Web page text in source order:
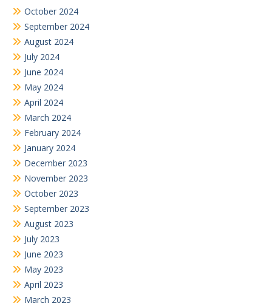
October 2024
September 2024
August 2024
July 2024
June 2024
May 2024
April 2024
March 2024
February 2024
January 2024
December 2023
November 2023
October 2023
September 2023
August 2023
July 2023
June 2023
May 2023
April 2023
March 2023